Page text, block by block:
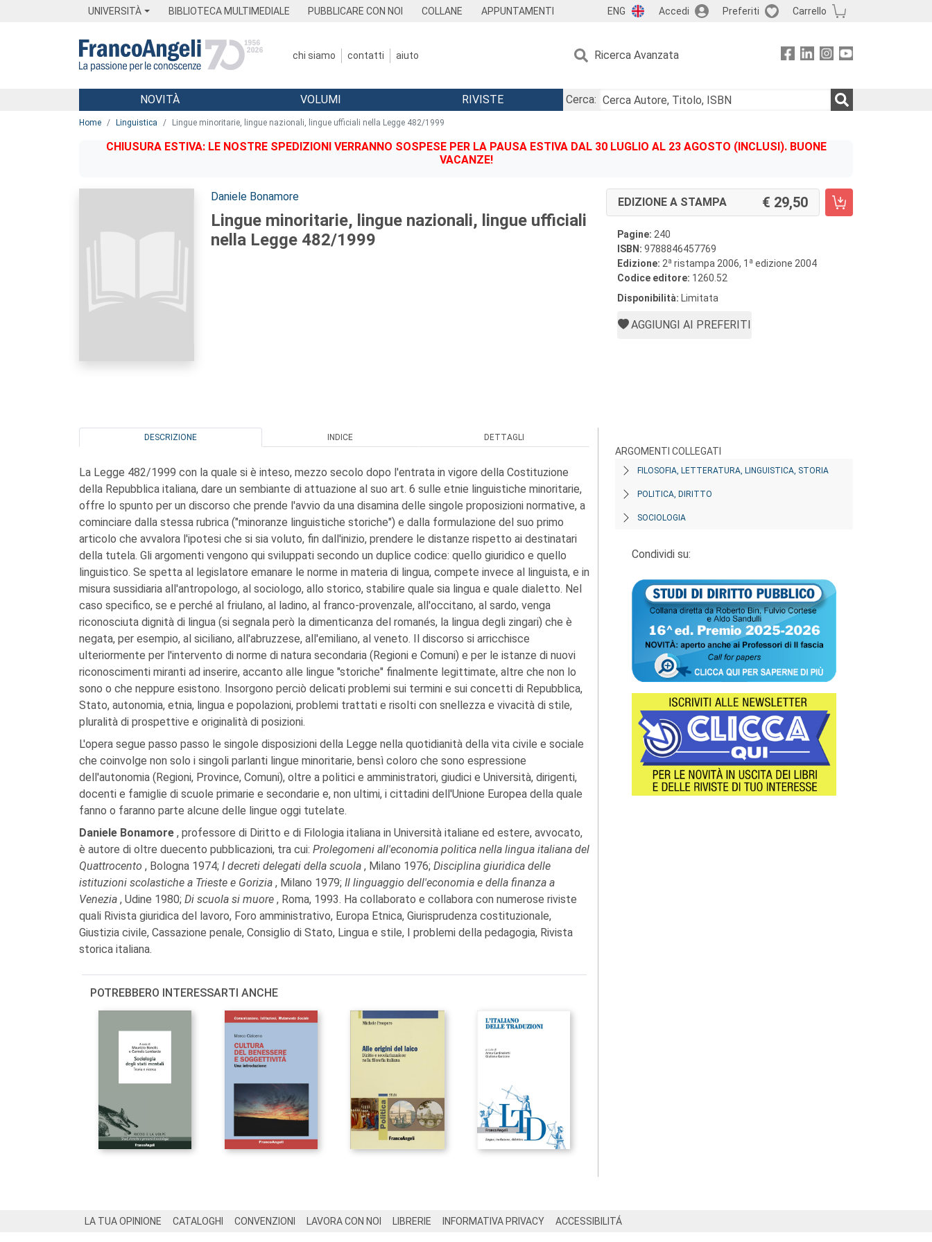
UNIVERSITÀ BIBLIOTECA MULTIMEDIALE PUBBLICARE CON NOI COLLANE APPUNTAMENTI ENG Accedi Preferiti Carrello
chi siamo contatti aiuto Ricerca Avanzata
Menu
NOVITÀ VOLUMI RIVISTE
Cerca:
Home Linguistica Lingue minoritarie, lingue nazionali, lingue ufficiali nella Legge 482/1999
CHIUSURA ESTIVA: LE NOSTRE SPEDIZIONI VERRANNO SOSPESE PER LA PAUSA ESTIVA DAL 30 LUGLIO AL 23 AGOSTO (INCLUSI). BUONE
VACANZE!
Autori:
Daniele Bonamore
Lingue minoritarie, lingue nazionali, lingue ufficiali
nella Legge 482/1999
EDIZIONE A STAMPA 29,50
Pagine: 240
ISBN: 9788846457769
Edizione: 2a ristampa 2006, 1 a edizione 2004
Codice editore: 1260.52
Disponibilità: Limitata
AGGIUNGI AI PREFERITI
DESCRIZIONE INDICE DETTAGLI
La Legge 482/1999 con la quale si è inteso, mezzo secolo dopo l'entrata in vigore della Costituzione
della Repubblica italiana, dare un sembiante di attuazione al suo art. 6 sulle etnie linguistiche minoritarie,
offre lo spunto per un discorso che prende l'avvio da una disamina delle singole proposizioni normative, a
cominciare dalla stessa rubrica ("minoranze linguistiche storiche") e dalla formulazione del suo primo
articolo che avvalora l'ipotesi che si sia voluto, fin dall'inizio, prendere le distanze rispetto ai destinatari
della tutela. Gli argomenti vengono qui sviluppati secondo un duplice codice: quello giuridico e quello
linguistico. Se spetta al legislatore emanare le norme in materia di lingua, compete invece al linguista, e in
misura sussidiaria all'antropologo, al sociologo, allo storico, stabilire quale sia lingua e quale dialetto. Nel
caso specifico, se e perché al friulano, al ladino, al franco-provenzale, all'occitano, al sardo, venga
riconosciuta dignità di lingua (si segnala però la dimenticanza del romanés, la lingua degli zingari) che è
negata, per esempio, al siciliano, all'abruzzese, all'emiliano, al veneto. Il discorso si arricchisce
ulteriormente per l'intervento di norme di natura secondaria (Regioni e Comuni) e per le istanze di nuovi
riconoscimenti miranti ad inserire, accanto alle lingue "storiche" finalmente legittimate, altre che non lo
sono o che neppure esistono. Insorgono perciò delicati problemi sui termini e sui concetti di Repubblica,
Stato, autonomia, etnia, lingua e popolazioni, problemi trattati e risolti con snellezza e vivacità di stile,
pluralità di prospettive e originalità di posizioni.
L'opera segue passo passo le singole disposizioni della Legge nella quotidianità della vita civile e sociale
che coinvolge non solo i singoli parlanti lingue minoritarie, bensì coloro che sono espressione
dell'autonomia (Regioni, Province, Comuni), oltre a politici e amministratori, giudici e Università, dirigenti,
docenti e famiglie di scuole primarie e secondarie e, non ultimi, i cittadini dell'Unione Europea della quale
fanno o faranno parte alcune delle lingue oggi tutelate.
Daniele Bonamore , professore di Diritto e di Filologia italiana in Università italiane ed estere, avvocato,
è autore di oltre duecento pubblicazioni, tra cui: Prolegomeni all'economia politica nella lingua italiana del
Quattrocento , Bologna 1974; I decreti delegati della scuola , Milano 1976; Disciplina giuridica delle
istituzioni scolastiche a Trieste e Gorizia , Milano 1979; Il linguaggio dell'economia e della finanza a
Venezia , Udine 1980; Di scuola si muore , Roma, 1993. Ha collaborato e collabora con numerose riviste
quali Rivista giuridica del lavoro, Foro amministrativo, Europa Etnica, Giurisprudenza costituzionale,
Giustizia civile, Cassazione penale, Consiglio di Stato, Lingua e stile, I problemi della pedagogia, Rivista
storica italiana.
POTREBBERO INTERESSARTI ANCHE
ARGOMENTI COLLEGATI
FILOSOFIA, LETTERATURA, LINGUISTICA, STORIA
POLITICA, DIRITTO
SOCIOLOGIA
Condividi su:
LA TUA OPINIONE CATALOGHI CONVENZIONI LAVORA CON NOI LIBRERIE INFORMATIVA PRIVACY ACCESSIBILITÁ